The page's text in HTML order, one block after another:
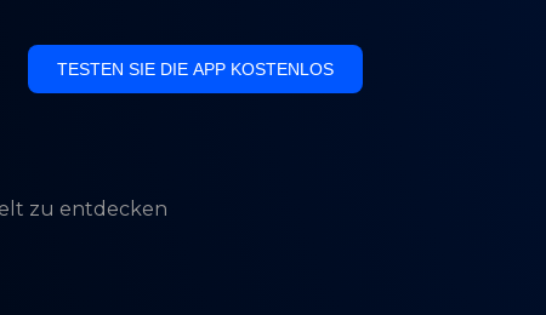
TESTEN SIE DIE APP KOSTENLOS
zu entdecken